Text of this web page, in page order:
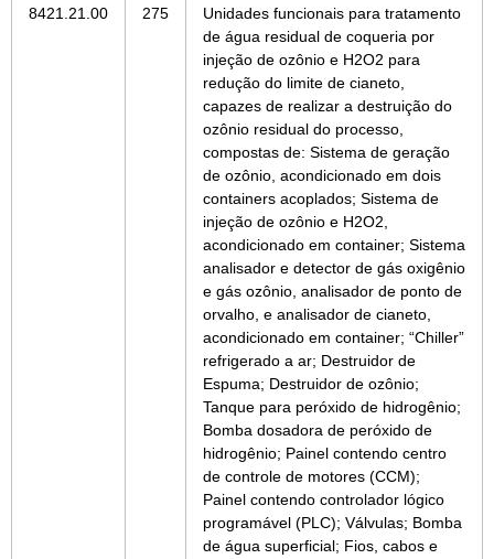
8421.21.00 275
Unidades funcionais para tratamento
de água residual de coqueria por
injeção de ozônio e H2O2 para
redução do limite de cianeto,
capazes de realizar a destruição do
ozônio residual do processo,
compostas de: Sistema de geração
de ozônio, acondicionado em dois
containers acoplados; Sistema de
injeção de ozônio e H2O2,
acondicionado em container; Sistema
analisador e detector de gás oxigênio
e gás ozônio, analisador de ponto de
orvalho, e analisador de cianeto,
acondicionado em container; “Chiller”
refrigerado a ar; Destruidor de
Espuma; Destruidor de ozônio;
Tanque para peróxido de hidrogênio;
Bomba dosadora de peróxido de
hidrogênio; Painel contendo centro
de controle de motores (CCM);
Painel contendo controlador lógico
programável (PLC); Válvulas; Bomba
de água superficial; Fios, cabos e